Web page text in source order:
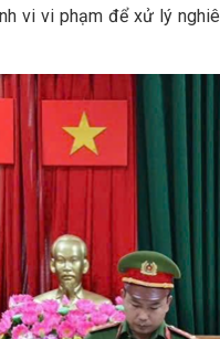
vi vi phạm để xử lý